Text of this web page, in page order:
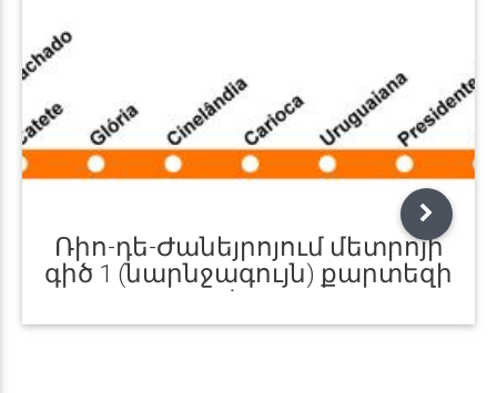
Ռիո-դե-Ժանեյրոյում մետրոյի
գիծ 1 (նարնջագույն) քարտեզի
վրա